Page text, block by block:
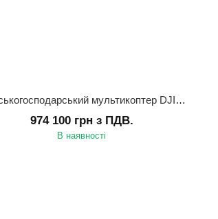
Сільськогосподарський мультикоптер DJI AGRAS T30 (Комплект)
974 100 грн з ПДВ.
В наявності